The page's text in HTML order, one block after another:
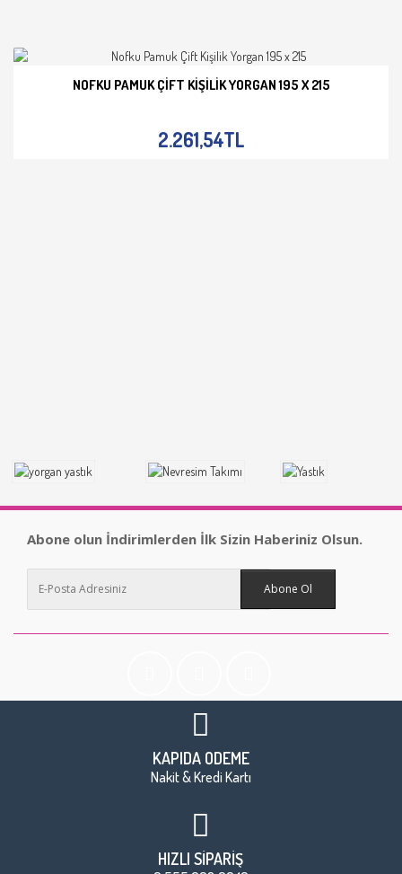
NOFKU PAMUK ÇIFT KIŞILIK YORGAN 195 X 215
2.261,54TL
Abone olun İndirimlerden İlk Sizin Haberiniz Olsun.
Abone Ol
KAPIDA ÖDEME
Nakit & Kredi Kartı
HIZLI SİPARİŞ